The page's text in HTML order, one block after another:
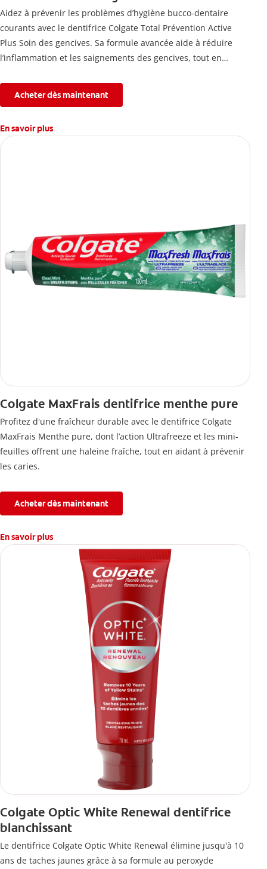
Aidez à prévenir les problèmes d’hygiène bucco-dentaire
courants avec le dentifrice Colgate Total Prévention Active
Plus Soin des gencives. Sa formule avancée aide à réduire
l’inflammation et les saignements des gencives, tout en
l’érosion de l’émail.
Acheter dès maintenant
En savoir plus
Colgate MaxFrais dentifrice menthe pure
Profitez d'une fraîcheur durable avec le dentifrice Colgate
MaxFrais Menthe pure, dont l’action Ultrafreeze et les mini-
feuilles offrent une haleine fraîche, tout en aidant à prévenir
les caries.
Acheter dès maintenant
En savoir plus
Colgate Optic White Renewal dentifrice
blanchissant
Le dentifrice Colgate Optic White Renewal élimine jusqu'à 10
ans de taches jaunes grâce à sa formule au peroxyde